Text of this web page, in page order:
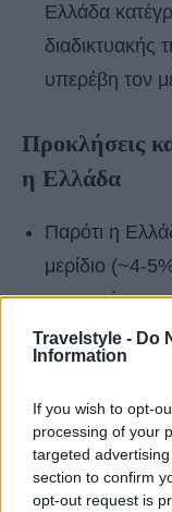
Travelstyle - Do
Information
If you wish to opt-
processing of your
targeted
section to confirm
opt-out request is
Ελλάδα
υπερέβη τον
Προκλήσεις
η Ελλάδα
Παρότι η
μερίδιο (~4-
κορυφαίους
χώρος για
επένδυση σε
χειμερινού
προορισμών